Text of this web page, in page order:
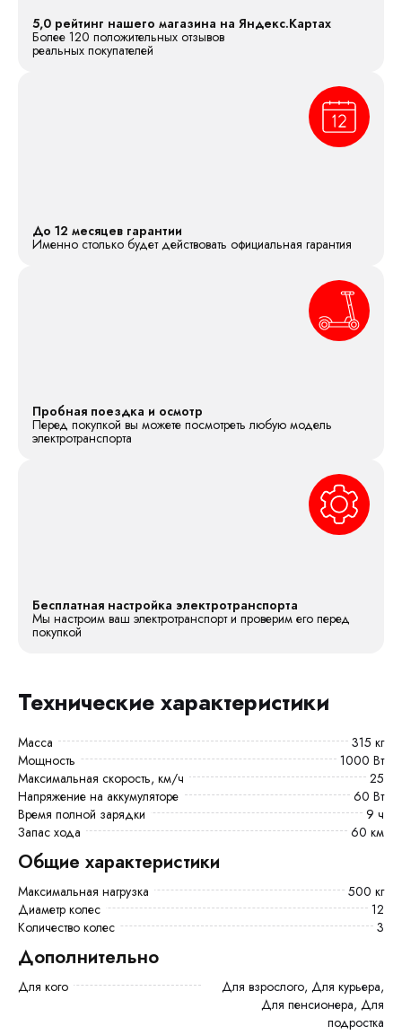
5,0 рейтинг нашего магазина на Яндекс.Картах
Более 120 положительных отзывов
реальных покупателей
До 12 месяцев гарантии
Именно столько будет действовать официальная гарантия
Пробная поездка и осмотр
Перед покупкой вы можете посмотреть любую модель
электротранспорта
Бесплатная настройка электротранспорта
Мы настроим ваш электротранспорт и проверим его перед
покупкой
Технические характеристики
Масса
315 кг
Мощность
1000 Вт
Максимальная скорость, км/ч
25
Напряжение на аккумуляторе
60 Вт
Время полной зарядки
9 ч
Запас хода
60 км
Общие характеристики
Максимальная нагрузка
500 кг
Диаметр колес
12
Количество колес
3
Дополнительно
Для кого
Для взрослого, Для курьера,
Для пенсионера, Для
подростка